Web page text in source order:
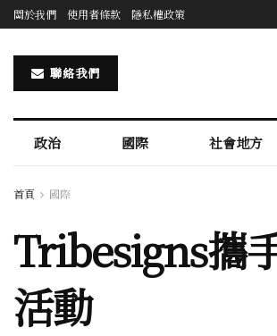
關於我們 使用者條款 隱私權政策
聯絡我們
政治 國際 社會地方
首頁 國際
Tribesigns攜
活動